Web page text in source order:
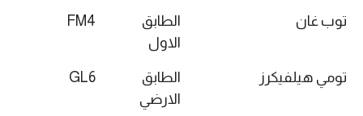
توب غان
الطابق
الاول
FM4
تومي هيلفيكرز
الطابق
الارضي
GL6